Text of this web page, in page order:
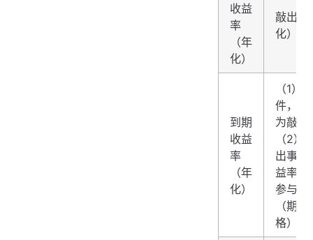
收益
率
（年
化）
敲出收
化）=
到期
收益
率
（年
化）
（1）
件，则
为敲出
（2）
出事件
益率=
参与
（期
格）/